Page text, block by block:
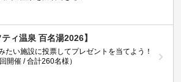
ティ温泉 百名湯2026】
たい施設に投票してプレゼントを当てよう！
開催 / 合計260名様）